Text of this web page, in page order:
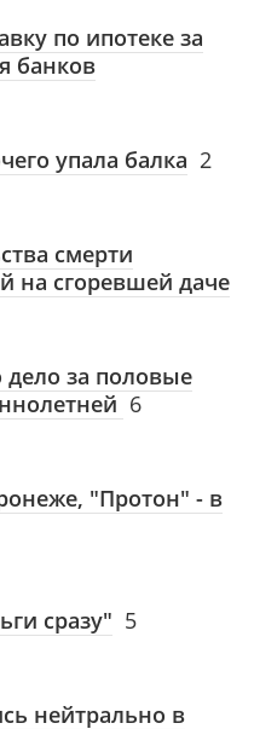
по ипотеке за
банков
упала балка 2
смерти
сгоревшей даче
за половые
6
"Протон" - в
сразу" 5
нейтрально в